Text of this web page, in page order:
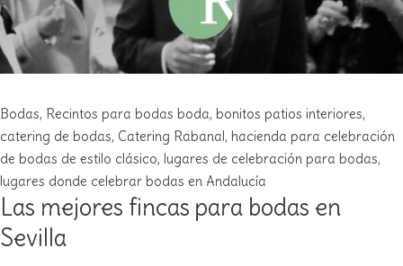
Bodas, Recintos para bodas boda, bonitos patios interiores,
catering de bodas, Catering Rabanal, hacienda para celebración
de bodas de estilo clásico, lugares de celebración para bodas,
lugares donde celebrar bodas en Andalucía
Las mejores fincas para bodas en
Sevilla